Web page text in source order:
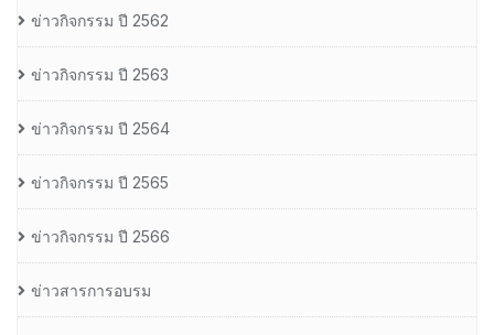
ข่าวกิจกรรม ปี 2562
ข่าวกิจกรรม ปี 2563
ข่าวกิจกรรม ปี 2564
ข่าวกิจกรรม ปี 2565
ข่าวกิจกรรม ปี 2566
ข่าวสารการอบรม